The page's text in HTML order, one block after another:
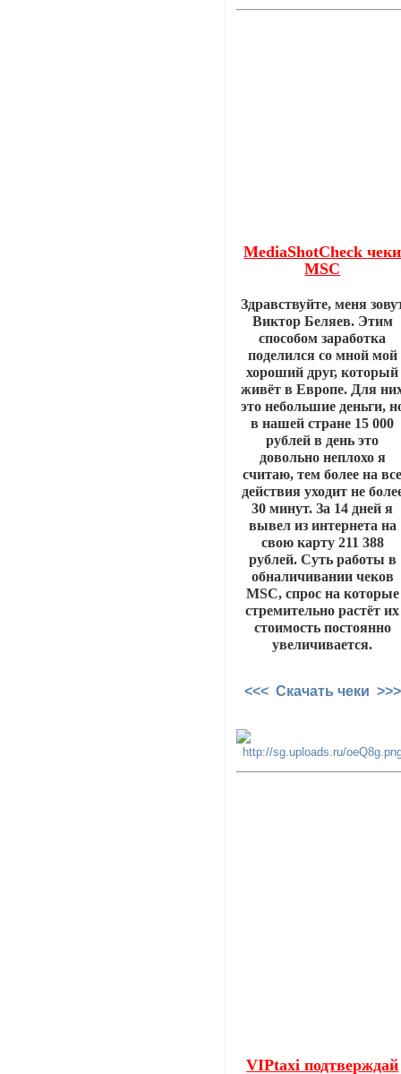
MediaShotCheck чеки
MSC
Здравствуйте, меня
Виктор Беляев. Этим
способом заработка
поделился со мной мой
хороший друг, который
живёт в Европе. Для
это небольшие деньги,
в нашей стране 15 000
рублей в день это
довольно неплохо я
считаю, тем более на
действия уходит не
30 минут. За 14 дней я
вывел из интернета на
свою карту 211 388
рублей. Суть работы в
обналичивании чеков
MSC, спрос на которые
стремительно растёт их
стоимость постоянно
увеличивается.
<<< Скачать чеки >>>
VIPtaxi подтверждай